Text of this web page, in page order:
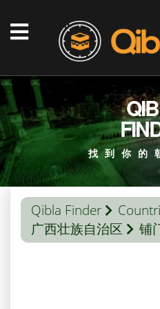
找到你的
Qibla Finder
广西壮族自治区
铺